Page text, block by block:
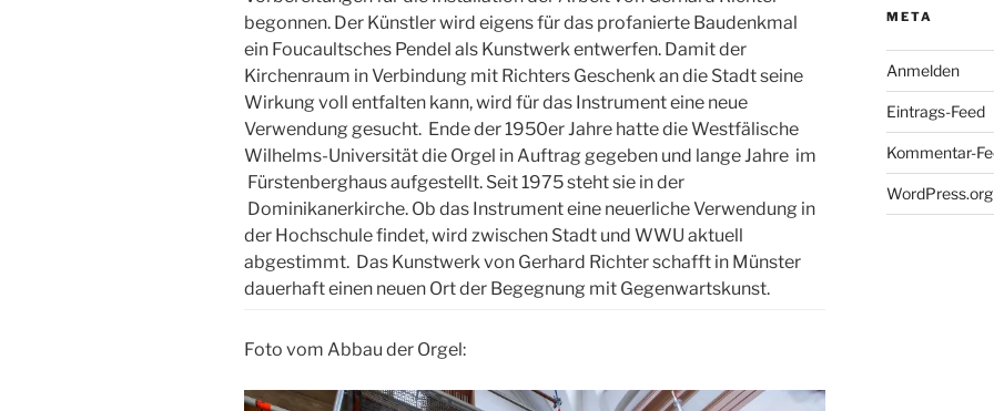
begonnen. Der Künstler wird eigens für das profanierte Baudenkmal
ein Foucaultsches Pendel als Kunstwerk entwerfen. Damit der
Kirchenraum in Verbindung mit Richters Geschenk an die Stadt seine
Wirkung voll entfalten kann, wird für das Instrument eine neue
Verwendung gesucht. Ende der 1950er Jahre hatte die Westfälische
Wilhelms-Universität die Orgel in Auftrag gegeben und lange Jahre im
Fürstenberghaus aufgestellt. Seit 1975 steht sie in der
Dominikanerkirche. Ob das Instrument eine neuerliche Verwendung in
der Hochschule findet, wird zwischen Stadt und WWU aktuell
abgestimmt. Das Kunstwerk von Gerhard Richter schafft in Münster
dauerhaft einen neuen Ort der Begegnung mit Gegenwartskunst.
Foto vom Abbau der Orgel:
META
Anmelden
Eintrags-Feed
Kommentar-
WordPress.org